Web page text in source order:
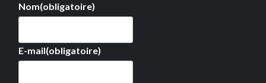
Nom(obligatoire)
E-mail(obligatoire)